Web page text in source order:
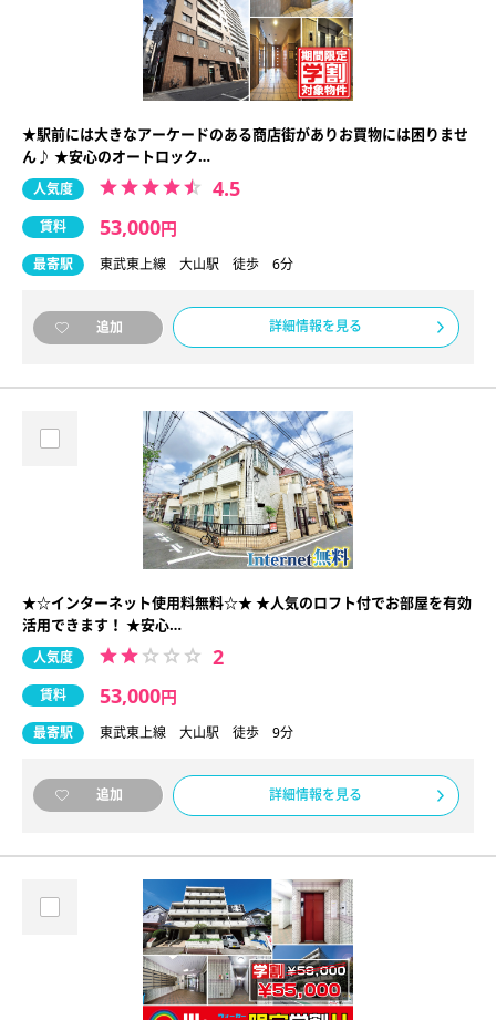
★駅前には大きなアーケードのある商店街がありお買物には困りませ
ん♪ ★安心のオートロック…
人気度 4.5
賃料 53,000円
最寄駅 東武東上線 大山駅 徒歩 6分
追加 詳細情報を見る
★☆インターネット使用料無料☆★ ★人気のロフト付でお部屋を有効
活用できます！ ★安心…
人気度 2
賃料 53,000円
最寄駅 東武東上線 大山駅 徒歩 9分
追加 詳細情報を見る